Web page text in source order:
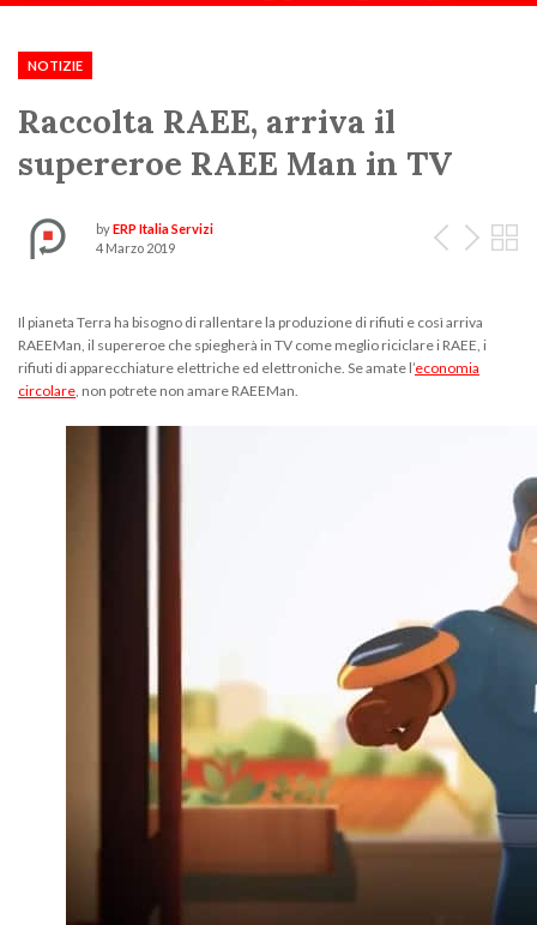
Scorri:Home Notizie ed Eventi 2019 Marzo Raccolta RAEE, arriva il
NOTIZIE
Raccolta RAEE, arriva il
supereroe RAEE Man in TV
byERP Italia Servizi
4 Marzo 2019
Il pianeta Terra ha bisogno di rallentare la produzione di rifiuti e così arriva
RAEEMan, il supereroe che spiegherà in TV come meglio riciclare i RAEE, i
rifiuti di apparecchiature elettriche ed elettroniche. Se amate l’economia
circolare, non potrete non amare RAEEMan.